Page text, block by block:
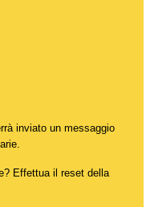
inviato un messaggio
Effettua il reset della